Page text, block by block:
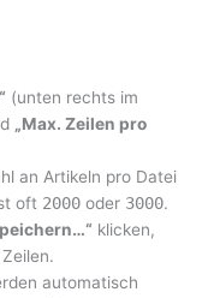
(unten rechts im
„Max. Zeilen pro
an Artikeln pro Datei
oft 2000 oder 3000.
klicken,
automatisch